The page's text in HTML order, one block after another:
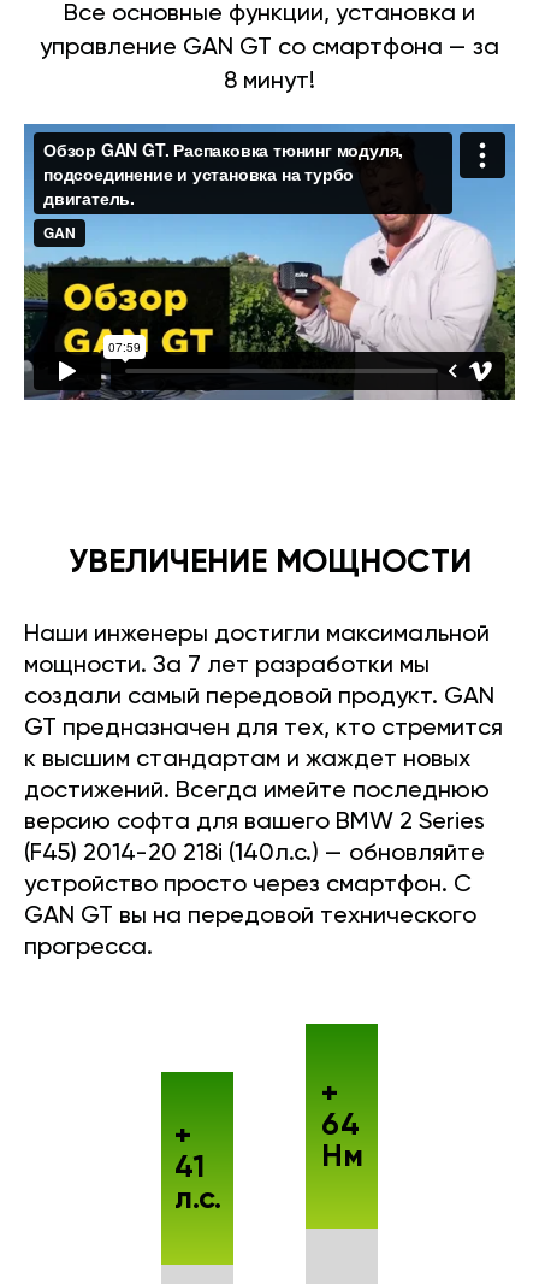
Все основные функции, установка и
управление GAN GT со смартфона — за
8 минут!
УВЕЛИЧЕНИЕ МОЩНОСТИ
Наши инженеры достигли максимальной
мощности. За 7 лет разработки мы
создали самый передовой продукт. GAN
GT предназначен для тех, кто стремится
к высшим стандартам и жаждет новых
достижений. Всегда имейте последнюю
версию софта для вашего BMW 2 Series
(F45) 2014-20 218i (140л.с.) — обновляйте
устройство просто через смартфон. С
GAN GT вы на передовой технического
прогресса.
+
41
л.с.
+
64
Нм